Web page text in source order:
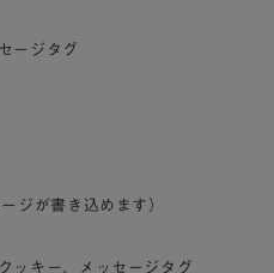
ージタグ
ジが書き込めます）
ッキー、メッセージタグ